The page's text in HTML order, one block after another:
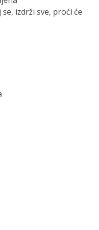
izdrži sve, proći će